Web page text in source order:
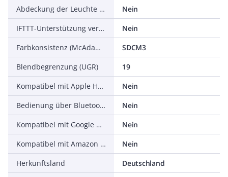
Abdeckung der Leuchte mit Wärmedämmmaterial möglich
Nein
IFTTT-Unterstützung verfügbar
Nein
Farbkonsistenz (McAdam-Ellipse)
SDCM3
Blendbegrenzung (UGR)
19
Kompatibel mit Apple HomeKit
Nein
Bedienung über Bluetooth
Nein
Kompatibel mit Google Assistant
Nein
Kompatibel mit Amazon Alexa
Nein
Herkunftsland
Deutschland